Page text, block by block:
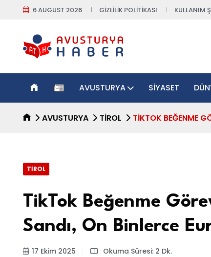
6 AUGUST 2026 GIZLILIK POLITIKASI KULLANIM
AVUSTURYA SIYASET
AVUSTURYA TIROL TIKTOK BEĞENME
TIROL
TikTok Beğenme
Sandı, On Binlerce
17 Ekim 2025 Okuma Süresi: 2 Dk.